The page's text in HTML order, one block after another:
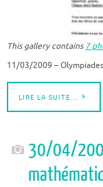
This gallery contains 7
11/03/2009 – Olympiades
LIRE LA SUITE…
30/04/